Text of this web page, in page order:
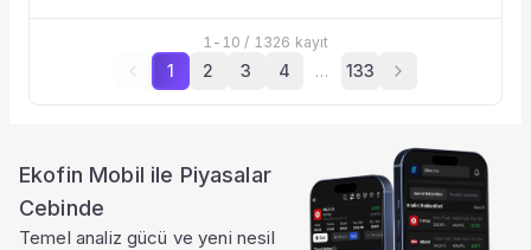
1 - 10 / 1326 kayıt
1 2 3 4 … 133
Ekofin Mobil ile Piyasalar
Cebinde
Temel analiz gücü ve yeni nesil